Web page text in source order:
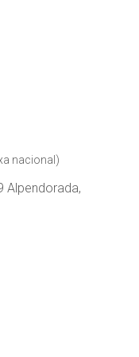
nacional)
Alpendorada,